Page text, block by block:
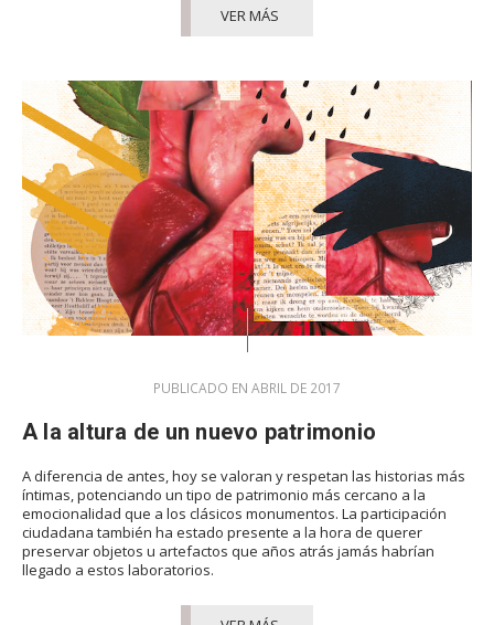
VER MÁS
PUBLICADO EN ABRIL DE 2017
A la altura de un nuevo patrimonio
A diferencia de antes, hoy se valoran y respetan las historias más
íntimas, potenciando un tipo de patrimonio más cercano a la
emocionalidad que a los clásicos monumentos. La participación
ciudadana también ha estado presente a la hora de querer
preservar objetos u artefactos que años atrás jamás habrían
llegado a estos laboratorios.